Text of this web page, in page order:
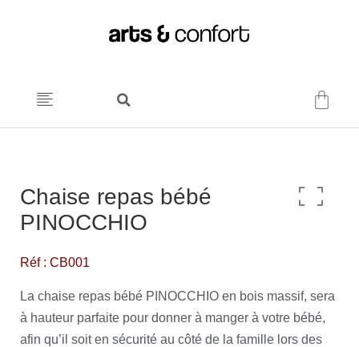
Chaise repas bébé
PINOCCHIO
Réf : CB001
La chaise repas bébé PINOCCHIO en bois massif, sera
à hauteur parfaite pour donner à manger à votre bébé,
afin qu’il soit en sécurité au côté de la famille lors des